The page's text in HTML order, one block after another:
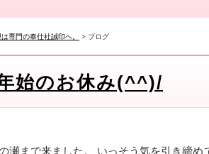
専門の奉仕社誠印へ。 > ブログ
始のお休み(^^)/
瀬まで来ました。 いっそう気を引き締